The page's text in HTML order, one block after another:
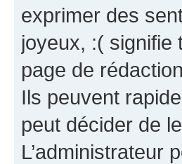
exprimer des
joyeux, :( signifie
page de
Ils peuvent
peut décider de
L’administrateur